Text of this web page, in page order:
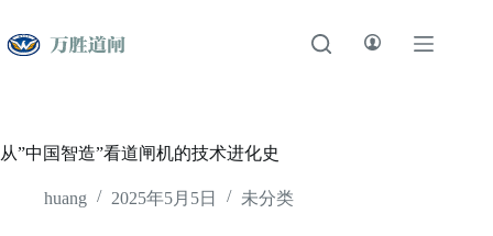
至
内
从”中国智造”看道闸机的技术进化史
huang 2025年5月5日 未分类